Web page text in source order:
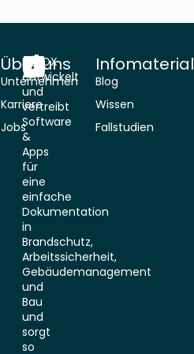
KEVOX
entwickelt
und
vertreibt
Software
&
Apps
für
eine
einfache
Dokumentation
in
Brandschutz,
Arbeitssicherheit,
Gebäudemanagement
und
Bau
und
sorgt
so
Über uns
Unternehmen
Karriere
Jobs
Infomaterial
Blog
Wissen
Fallstudien